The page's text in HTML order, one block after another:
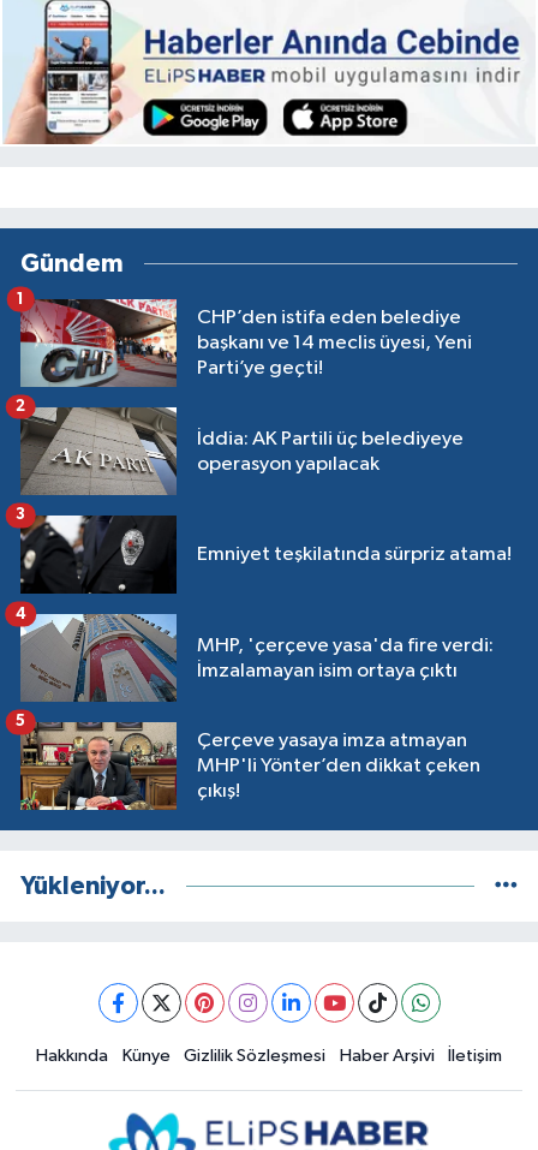
Gündem
CHP’den istifa eden belediye
başkanı ve 14 meclis üyesi, Yeni
Parti’ye geçti!
1
İddia: AK Partili üç belediyeye
operasyon yapılacak
2
Emniyet teşkilatında sürpriz atama!
3
MHP, 'çerçeve yasa'da fire verdi:
İmzalamayan isim ortaya çıktı
4
Çerçeve yasaya imza atmayan
MHP'li Yönter’den dikkat çeken
çıkış!
5
Yükleniyor...
Hakkında Künye Gizlilik Sözleşmesi Haber Arşivi İletişim